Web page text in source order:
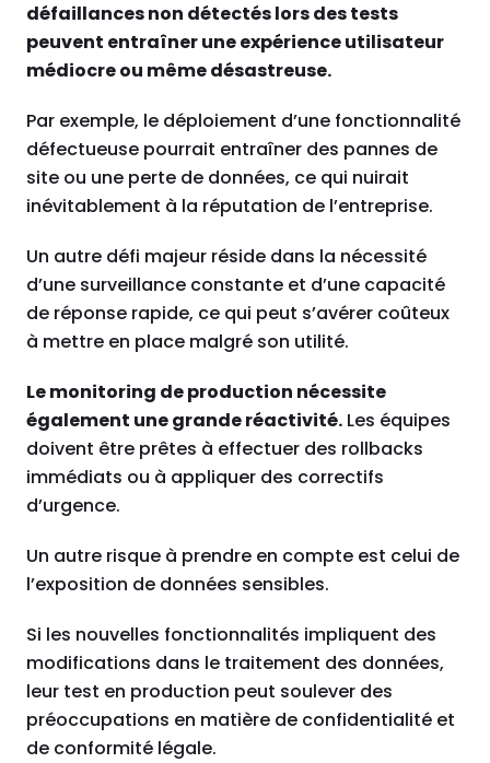
défaillances non détectés lors des tests
peuvent entraîner une expérience utilisateur
médiocre ou même désastreuse.
Par exemple, le déploiement d’une fonctionnalité
défectueuse pourrait entraîner des pannes de
site ou une perte de données, ce qui nuirait
inévitablement à la réputation de l’entreprise.
Un autre défi majeur réside dans la nécessité
d’une surveillance constante et d’une capacité
de réponse rapide, ce qui peut s’avérer coûteux
à mettre en place malgré son utilité.
Le monitoring de production nécessite
également une grande réactivité. Les équipes
doivent être prêtes à effectuer des rollbacks
immédiats ou à appliquer des correctifs
d’urgence.
Un autre risque à prendre en compte est celui de
l’exposition de données sensibles.
Si les nouvelles fonctionnalités impliquent des
modifications dans le traitement des données,
leur test en production peut soulever des
préoccupations en matière de confidentialité et
de conformité légale.